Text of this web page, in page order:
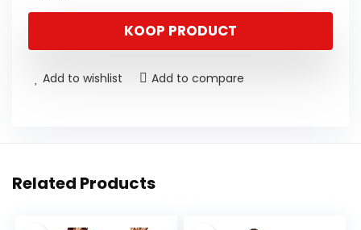
KOOP PRODUCT
Add to wishlist Add to compare
Related Products